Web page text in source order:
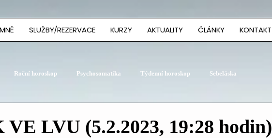
SLUŽBY/REZERVACE KURZY AKTUALITY ČLÁNKY KONTAKT
Roční horoskop Psychosomatika Týdenní horoskop Sebeláska
LVU (5.2.2023, 19:28 hodin)